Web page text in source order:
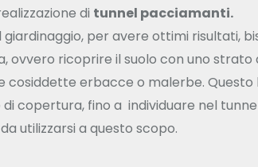
di tunnel pacciamanti.
giardinaggio, per avere ottimi risultati,
ovvero ricoprire il suolo con uno strato
cosiddette erbacce o malerbe. Questo
copertura, fino a individuare nel
utilizzarsi a questo scopo.